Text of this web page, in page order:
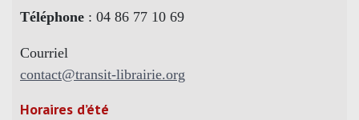
Téléphone : 04 86 77 10 69
Courriel
contact@transit-librairie.org
Horaires d’été